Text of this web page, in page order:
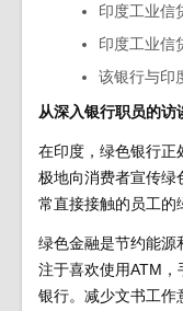
印度工业信
印度工业信
该银行与印
从深入银行职员的访
在印度，绿色银行正
极地向消费者宣传绿
常直接接触的员工的
绿色金融是节约能源
注于喜欢使用ATM
银行。减少文书工作